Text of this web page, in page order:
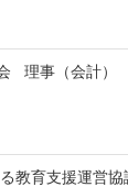
理事（会計）
教育支援運営協